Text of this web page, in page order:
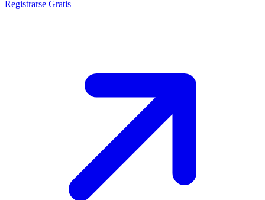
Registrarse Gratis